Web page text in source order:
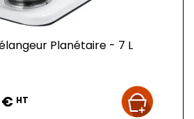
Planétaire - 7 L
€ HT